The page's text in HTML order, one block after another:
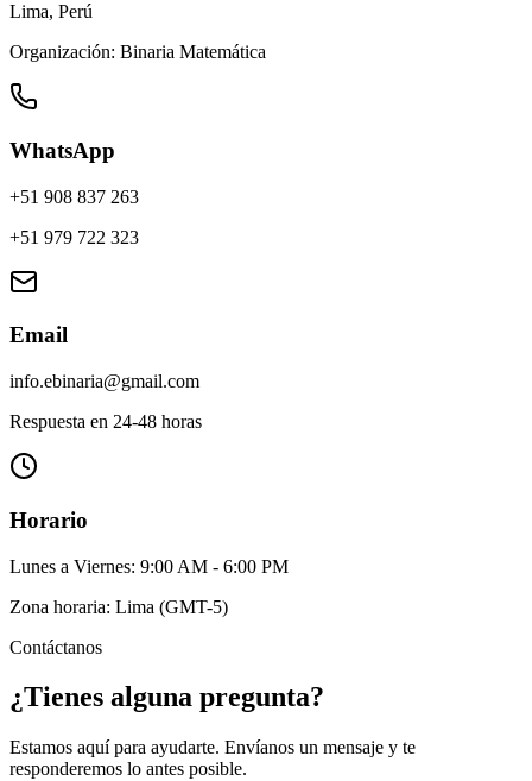
Lima, Perú
Organización: Binaria Matemática
WhatsApp
+51 908 837 263
+51 979 722 323
Email
info.ebinaria@gmail.com
Respuesta en 24-48 horas
Horario
Lunes a Viernes: 9:00 AM - 6:00 PM
Zona horaria: Lima (GMT-5)
Contáctanos
¿Tienes alguna pregunta?
Estamos aquí para ayudarte. Envíanos un mensaje y te
responderemos lo antes posible.